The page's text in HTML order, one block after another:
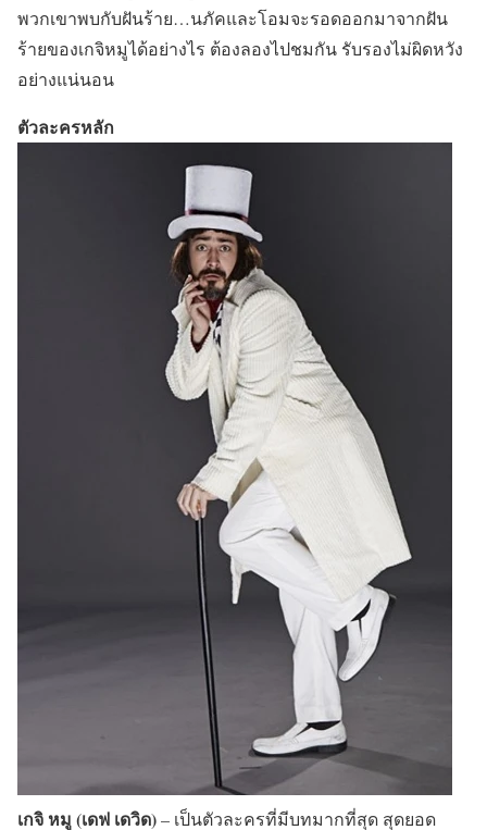
พวกเขาพบกับฝันร้าย…นภัคและโอมจะรอดออกมาจากฝัน
ร้ายของเกจิหมูได้อย่างไร ต้องลองไปชมกัน รับรองไม่ผิดหวัง
อย่างแน่นอน
ตัวละครหลัก
เกจิ หมู (เดฟ เดวิด)– เป็นตัวละครที่มีบทมากที่สุด สุดยอด